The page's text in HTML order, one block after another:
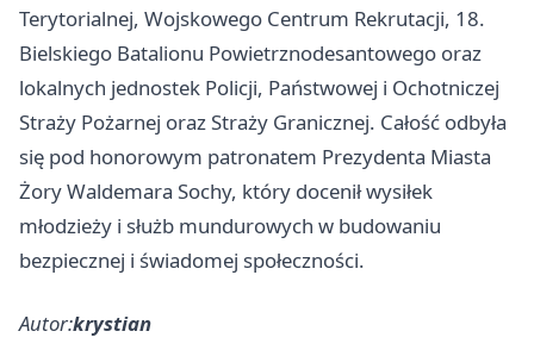
Terytorialnej, Wojskowego Centrum Rekrutacji, 18.
Bielskiego Batalionu Powietrznodesantowego oraz
lokalnych jednostek Policji, Państwowej i Ochotniczej
Straży Pożarnej oraz Straży Granicznej. Całość odbyła
się pod honorowym patronatem Prezydenta Miasta
ŻoryWaldemara Sochy, który docenił wysiłek
młodzieży i służb mundurowych w budowaniu
bezpiecznej i świadomej społeczności.
Autor:krystian